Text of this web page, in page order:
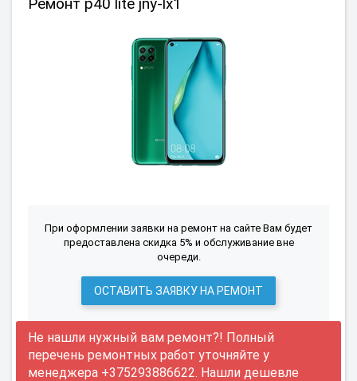
При оформлении заявки на ремонт на сайте Вам будет
предоставлена скидка 5% и обслуживание вне
очереди.
ОСТАВИТЬ ЗАЯВКУ НА РЕМОНТ
Не нашли нужный вам ремонт?! Полный
перечень ремонтных работ уточняйте у
менеджера +375293886622. Нашли дешевле